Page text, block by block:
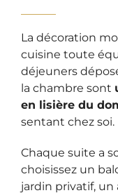
La décoration
cuisine toute
déjeuners
la chambre sont
en lisière du
sentant chez soi.
Chaque suite a
choisissez un
jardin privatif,